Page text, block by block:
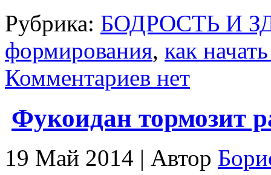
Рубрика: БОДРОСТЬ И
формирования, как
Комментариев нет
Фукоидан тормозит
19 Май 2014 | Автор